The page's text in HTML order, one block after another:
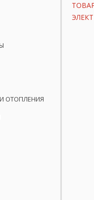
ОТОПЛЕНИЯ